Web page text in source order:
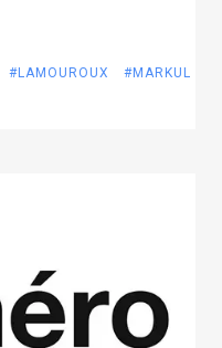
#LAMOUROUX
#MARKUL